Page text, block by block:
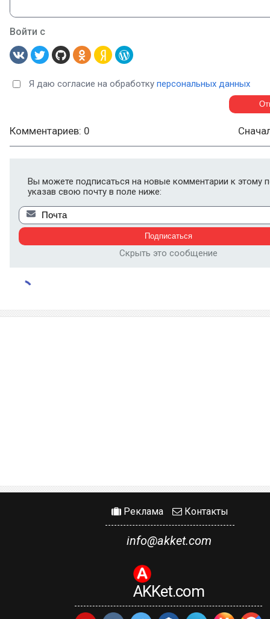
Войти с
Я даю согласие на обработку персональных данных
Комментариев: 0
Вы можете подписаться на новые комментарии к этому
указав свою почту в поле ниже:
Скрыть это сообщение
Реклама Контакты
info@akket.com
AKKet.com